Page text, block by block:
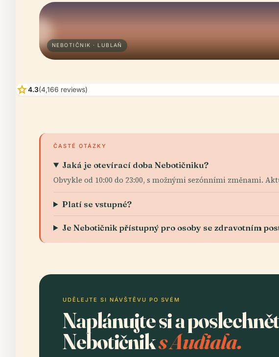
NEBOTIČNIK · LUBLAŇ
star4.3(4,166 reviews)
ČASTÉ OTÁZKY
Jaká je otevírací doba Nebotičniku?
Obvykle od 10:00 do 23:00, s možnými sezónními změnami.
Platí se vstupné?
Je Nebotičnik přístupný pro osoby se zdravotním
UDĚLEJTE SI NÁVŠTĚVU PO SVÉM
Naplánujte si a
Nebotičniks Audiala.